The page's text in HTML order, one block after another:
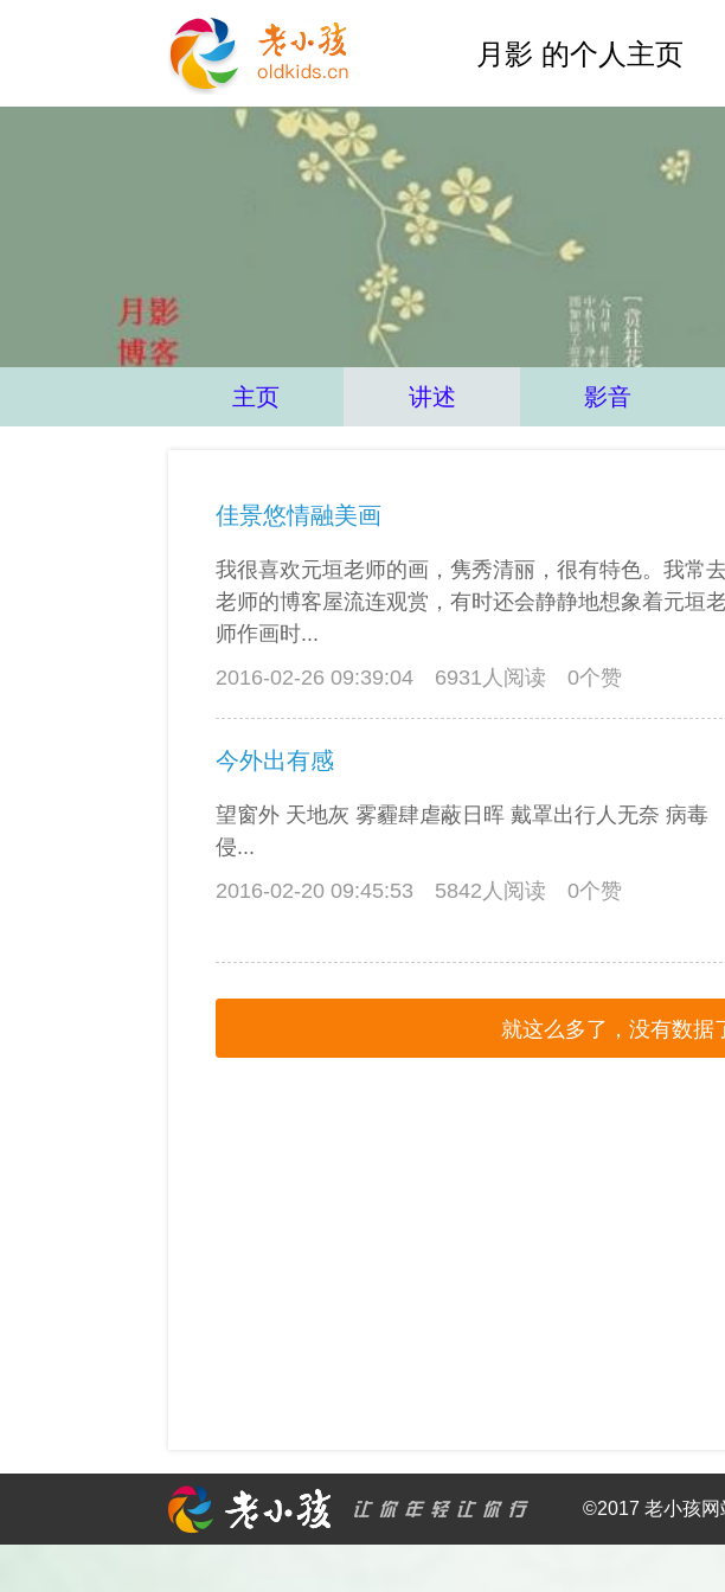
月影 的个人主页
主页 讲述 影音
佳景悠情融美画
我很喜欢元垣老师的画，隽秀清丽，很有特色。我常
老师的博客屋流连观赏，有时还会静静地想象着元垣
师作画时...
2016-02-26 09:39:04
6931人阅读 0个赞
今外出有感
望窗外 天地灰 雾霾肆虐蔽日晖 戴罩出行人无奈 病毒
侵...
2016-02-20 09:45:53
5842人阅读 0个赞
就这么多了，没有数据
©2017 老小孩网